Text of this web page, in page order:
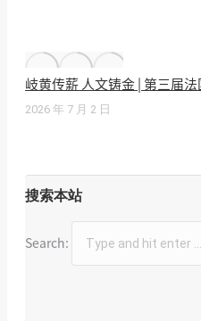
岐黄传薪 人文铸金 | 第三届
2026 年 7 月 2 日
搜索本站
Search: